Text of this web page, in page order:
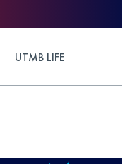
UTMB LIFE